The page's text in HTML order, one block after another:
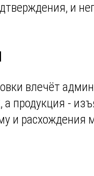
и
влечёт
продукция -
и